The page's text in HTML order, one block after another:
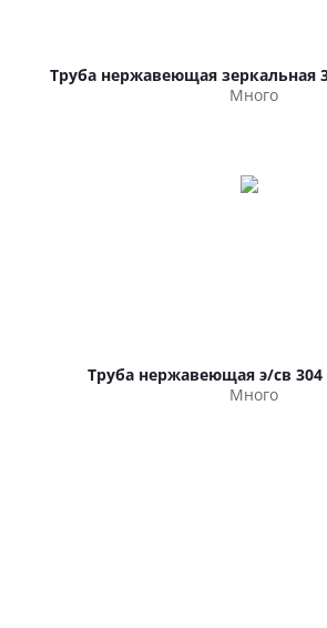
Труба нержавеющая зеркальная
Много
Труба нержавеющая э/св 304
Много